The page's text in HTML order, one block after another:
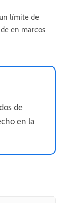
límite de
en marcos
de
en la